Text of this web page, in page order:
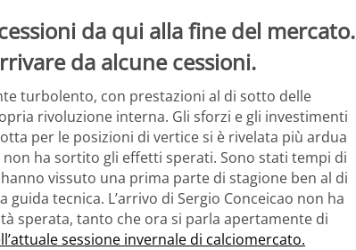
da qui alla fine del mercato.
da alcune cessioni.
turbolento, con prestazioni al di sotto delle
rivoluzione interna. Gli sforzi e gli investimenti
per le posizioni di vertice si è rivelata più ardua
ha sortito gli effetti sperati. Sono stati tempi di
vissuto una prima parte di stagione ben al di
tecnica. L’arrivo di Sergio Conceicao non ha
sperata, tanto che ora si parla apertamente di
sessione invernale di calciomercato.